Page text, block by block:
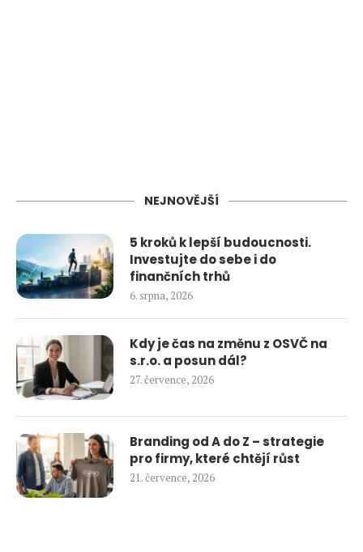
NEJNOVĚJŠÍ
5 kroků k lepší budoucnosti.
Investujte do sebe i do
finančních trhů
6. srpna, 2026
Kdy je čas na změnu z OSVČ na
s.r.o. a posun dál?
27. července, 2026
Branding od A do Z – strategie
pro firmy, které chtějí růst
21. července, 2026